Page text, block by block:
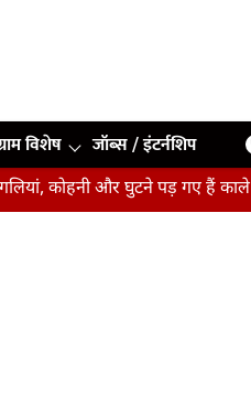
विशेष जॉब्स / इंटर्नशिप
और घुटने पड़ गए हैं काले तो न करें